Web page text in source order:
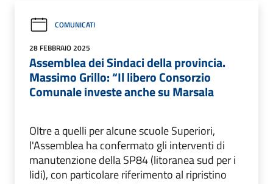
COMUNICATI
28 FEBBRAIO 2025
Assemblea dei Sindaci della provincia.
Massimo Grillo: “Il libero Consorzio
Comunale investe anche su Marsala
Oltre a quelli per alcune scuole Superiori,
l'Assemblea ha confermato gli interventi di
manutenzione della SP84 (litoranea sud per i
lidi), con particolare riferimento al ripristino